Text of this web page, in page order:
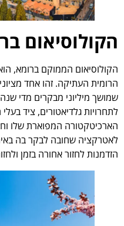
הקולוסיאום
הקולוסיאום הממוקם ברומא,
הרומית העתיקה. זהו אחד
שמושך מיליוני מבקרים מדי
לתחרויות גלדיאטורים, ציד
הארכיטקטורה המפוארת שלו
לאטרקציה שחובה לבקר בה
הזדמנות לחזור אחורה בזמן